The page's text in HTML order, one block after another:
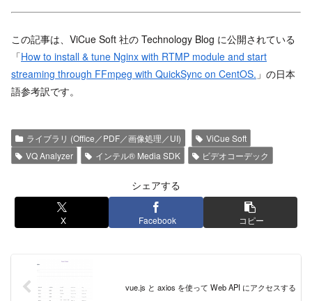
この記事は、ViCue Soft 社の Technology Blog に公開されている
「How to install & tune Nginx with RTMP module and start
streaming through FFmpeg with QuickSync on CentOS. 」の日本
語参考訳です。
ライブラリ (Office／PDF／画像処理／UI)
ViCue Soft
VQ Analyzer
インテル® Media SDK ビデオコーデック
シェアする
X Facebook コピー
vue.js と axios を使って Web API にアクセスする